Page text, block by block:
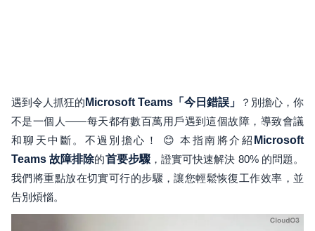
遇到令人抓狂的 Microsoft Teams「今日錯誤」
？別擔心，你
不是一個人——每天都有數百萬用戶遇到這個故障，導致會議
和聊天中斷。不過別擔心！ 😊 本指南將介紹 Microsoft
Teams 故障排除的首要步驟，證實可快速解決 80% 的問題。
我們將重點放在切實可行的步驟，讓您輕鬆恢復工作效率，並
告別煩惱。